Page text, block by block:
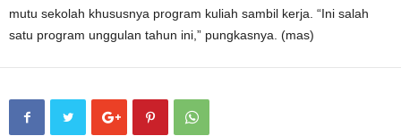
mutu sekolah khususnya program kuliah sambil kerja. “Ini salah
satu program unggulan tahun ini,” pungkasnya. (mas)